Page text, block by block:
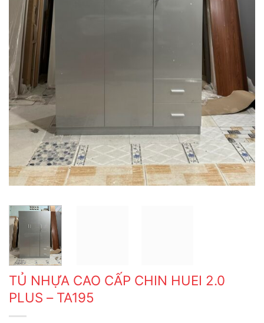
TỦ NHỰA CAO CẤP CHIN HUEI 2.0
PLUS – TA195